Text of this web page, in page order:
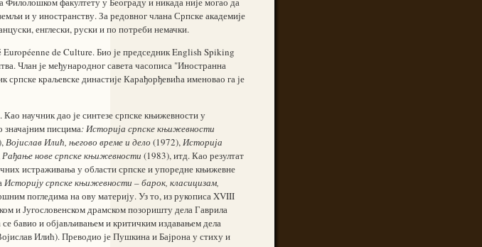
и у иностранству. За редовног члана Српске академије
енглески, руски и по потреби немачки.
de Culture. Био је председник English Spiking
Члан је међународног савета часописа "Иностранна
краљевске династије Карађорђевића именовао га је
научник дао је синтезе српске књижевности у
значајним писцима: Историја српске књижевности
Војислав Илић, његово време и дело (1972),Историја
Рађање нове српске књижевности (1983), итд. Као резултат
истраживања у области српске и упоредне књижевне
Историју српске књижевности – барок, класицизам,
погледима на ову материју. Уз то, из рукописа XVIII
и Југословенском драмском позоришту дела Гаврила
бавио и објављивањем и критичким издавањем дела
Илић). Преводио је Пушкина и Бајрона у стиху и